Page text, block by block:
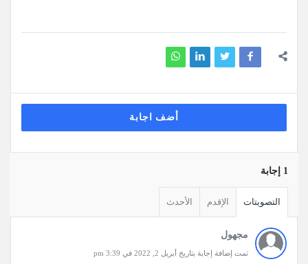
أضف اجابة
‫1 إجابة
التصويتات الإقدم الأحدث
مجهول
تمت إضافة إجابة بتاريخ أبريل 2, 2022 في 3:39 pm